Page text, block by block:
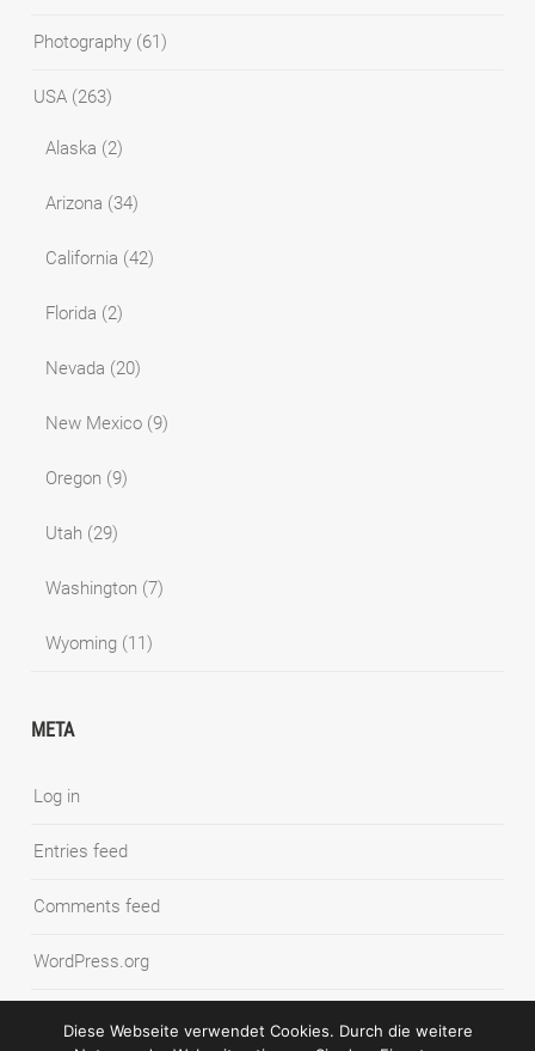
Photography (61)
USA (263)
Alaska (2)
Arizona (34)
California (42)
Florida (2)
Nevada (20)
New Mexico (9)
Oregon (9)
Utah (29)
Washington (7)
Wyoming (11)
META
Log in
Entries feed
Comments feed
WordPress.org
Diese Webseite verwendet Cookies. Durch die weitere